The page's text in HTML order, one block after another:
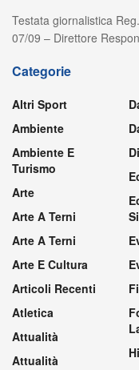
Testata giornalistica
07/09 – Direttore
Categorie
Altri Sport
Ambiente
Ambiente E
Turismo
Arte
Arte A Terni
Arte A Terni
Arte E Cultura
Articoli Recenti
Atletica
Attualità
Attualità